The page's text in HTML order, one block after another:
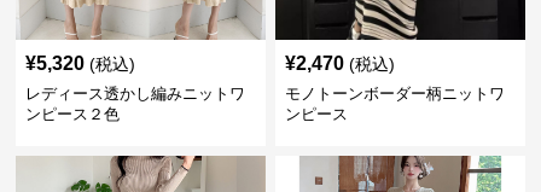
¥5,320 (税込)
レディース透かし編みニットワ
ンピース２色
¥2,470 (税込)
モノトーンボーダー柄ニットワ
ンピース